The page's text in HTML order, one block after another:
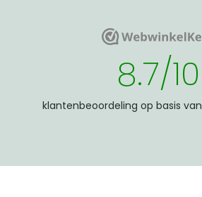
WebwinkelKeurWebwinkelKeur
8.7/10
klantenbeoordeling op basis van